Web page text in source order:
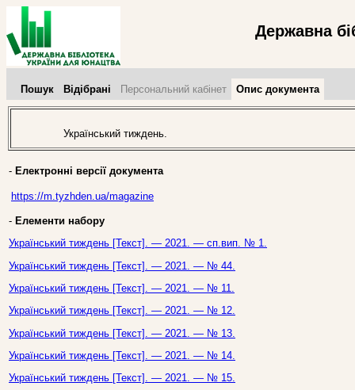
Державна
Пошук Відібрані Персональний кабінет Опис документа
Український тиждень.
- Електронні версії документа
https://m.tyzhden.ua/magazine
- Елементи набору
Український тиждень [Текст]. — 2021. — сп.вип. № 1.
Український тиждень [Текст]. — 2021. — № 44.
Український тиждень [Текст]. — 2021. — № 11.
Український тиждень [Текст]. — 2021. — № 12.
Український тиждень [Текст]. — 2021. — № 13.
Український тиждень [Текст]. — 2021. — № 14.
Український тиждень [Текст]. — 2021. — № 15.